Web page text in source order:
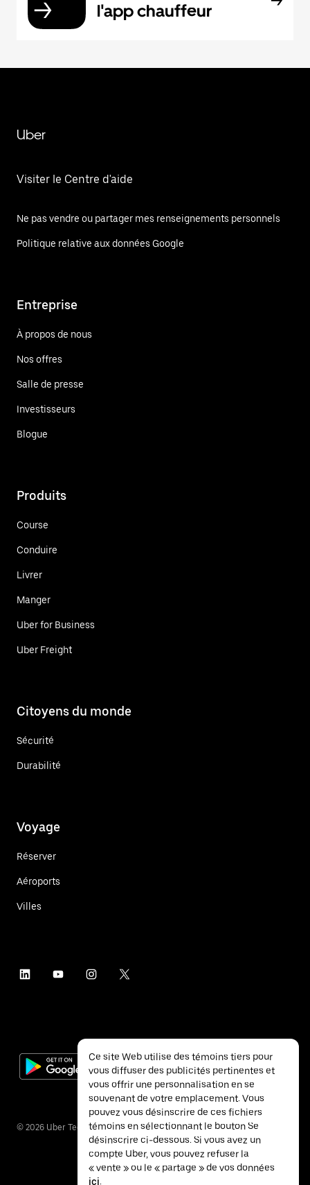
l'app chauffeur
Uber
Visiter le Centre d'aide
Ne pas vendre ou partager mes renseignements personnels
Politique relative aux données Google
Entreprise
À propos de nous
Nos offres
Salle de presse
Investisseurs
Blogue
Produits
Course
Conduire
Livrer
Manger
Uber for Business
Uber Freight
Citoyens du monde
Sécurité
Durabilité
Voyage
Réserver
Aéroports
Villes
© 2026 Uber Technologies inc.
Ce site Web utilise des témoins tiers pour
vous diffuser des publicités pertinentes et
vous offrir une personnalisation en se
souvenant de votre emplacement. Vous
pouvez vous désinscrire de ces fichiers
témoins en sélectionnant le bouton Se
désinscrire ci-dessous. Si vous avez un
compte Uber, vous pouvez refuser la
« vente » ou le « partage » de vos données
ici.